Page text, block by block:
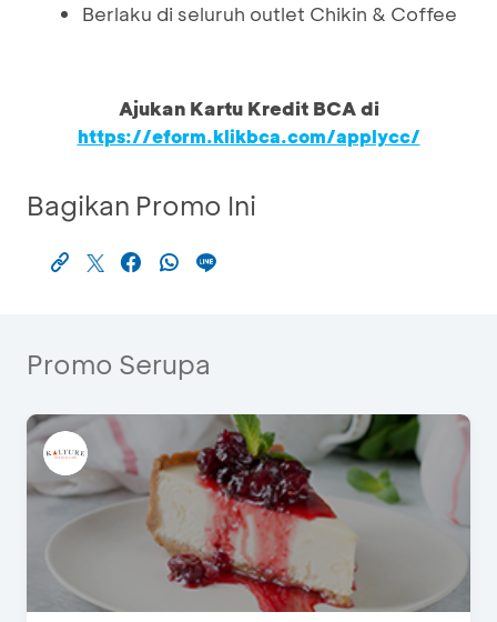
Berlaku di seluruh outlet Chikin & Coffee
Ajukan Kartu Kredit BCA di
https://eform.klikbca.com/applycc/
Bagikan Promo Ini
Promo Serupa